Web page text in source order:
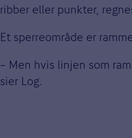
ribber eller punkter,
Et sperreområde er
– Men hvis linjen som
sier Log.